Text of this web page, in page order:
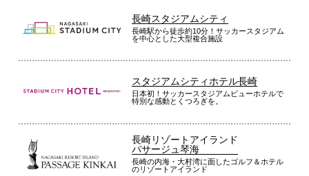
長崎スタジアムシティ
長崎駅から徒歩約10分！サッカースタジアム
を中心とした大型複合施設
スタジアムシティホテル長崎
日本初！サッカースタジアムビューホテルで
特別な感動とくつろぎを。
長崎リゾートアイランド
パサージュ琴海
長崎の内海・大村湾に面したゴルフ＆ホテル
のリゾートアイランド